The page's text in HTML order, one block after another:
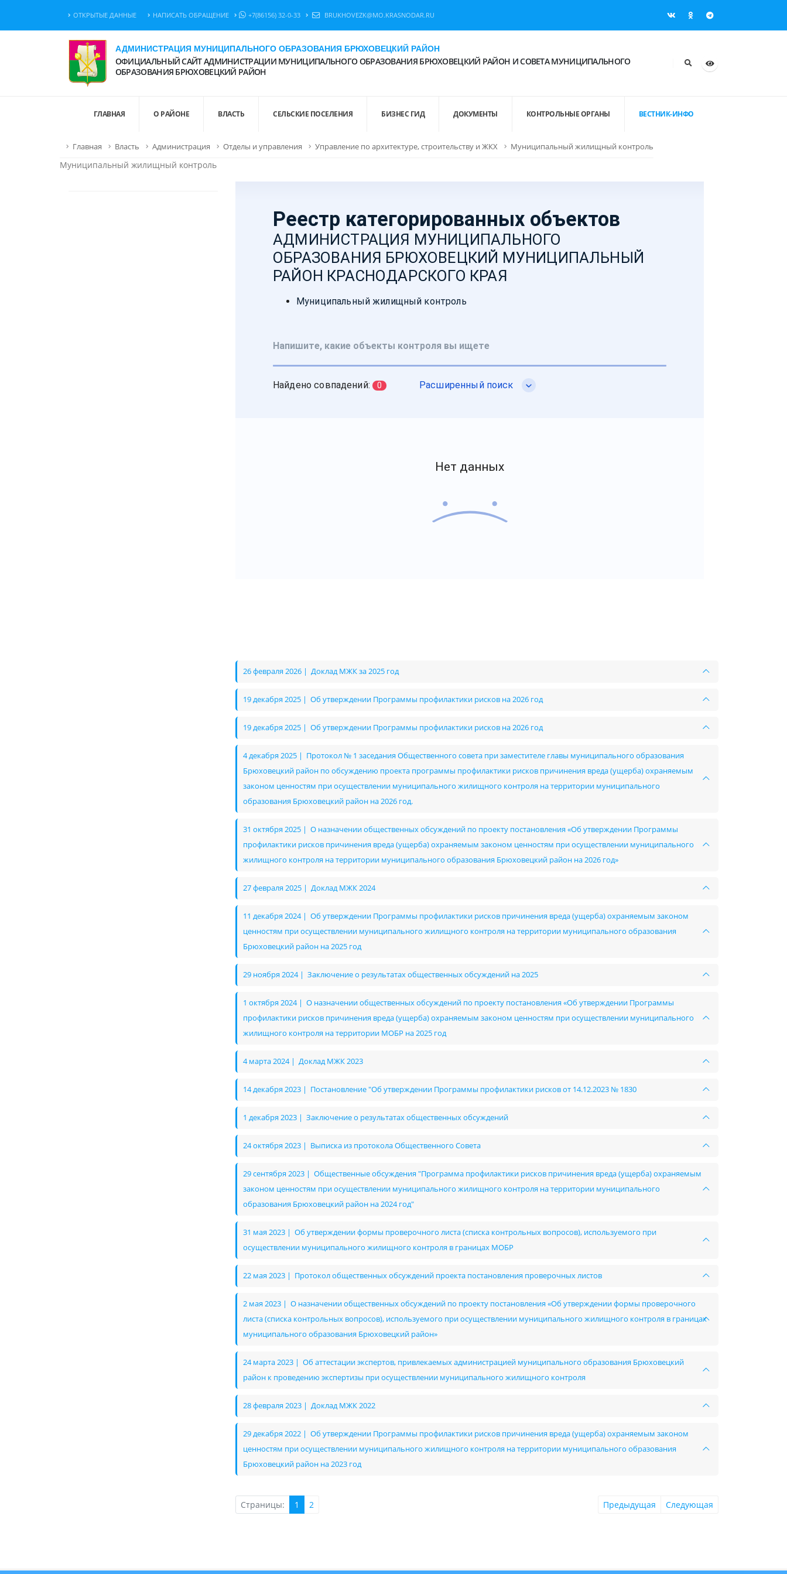
ОТКРЫТЫЕ ДАННЫЕ НАПИСАТЬ ОБРАЩЕНИЕ +7(86156) 32-0-33 BRUKHOVEZK@MO.KRASNODAR.RU
АДМИНИСТРАЦИЯ МУНИЦИПАЛЬНОГО ОБРАЗОВАНИЯ БРЮХОВЕЦКИЙ РАЙОН
ОФИЦИАЛЬНЫЙ САЙТ АДМИНИСТРАЦИИ МУНИЦИПАЛЬНОГО ОБРАЗОВАНИЯ БРЮХОВЕЦКИЙ РАЙОН И СОВЕТА МУНИЦИПАЛЬНОГО
ОБРАЗОВАНИЯ БРЮХОВЕЦКИЙ РАЙОН
ГЛАВНАЯ О РАЙОНЕ ВЛАСТЬ СЕЛЬСКИЕ ПОСЕЛЕНИЯ БИЗНЕС ГИД ДОКУМЕНТЫ КОНТРОЛЬНЫЕ ОРГАНЫ ВЕСТНИК-ИНФО
Главная Власть Администрация Отделы и управления Управление по архитектуре, строительству и ЖКХ Муниципальный жилищный контроль
Муниципальный жилищный контроль
26 февраля 2026 | Доклад МЖК за 2025 год
19 декабря 2025 | Об утверждении Программы профилактики рисков на 2026 год
19 декабря 2025 | Об утверждении Программы профилактики рисков на 2026 год
4 декабря 2025 | Протокол № 1 заседания Общественного совета при заместителе главы муниципального образования
Брюховецкий район по обсуждению проекта программы профилактики рисков причинения вреда (ущерба) охраняемым
законом ценностям при осуществлении муниципального жилищного контроля на территории муниципального
образования Брюховецкий район на 2026 год.
31 октября 2025 | О назначении общественных обсуждений по проекту постановления «Об утверждении Программы
профилактики рисков причинения вреда (ущерба) охраняемым законом ценностям при осуществлении муниципального
жилищного контроля на территории муниципального образования Брюховецкий район на 2026 год»
27 февраля 2025 | Доклад МЖК 2024
11 декабря 2024 | Об утверждении Программы профилактики рисков причинения вреда (ущерба) охраняемым законом
ценностям при осуществлении муниципального жилищного контроля на территории муниципального образования
Брюховецкий район на 2025 год
29 ноября 2024 | Заключение о результатах общественных обсуждений на 2025
1 октября 2024 | О назначении общественных обсуждений по проекту постановления «Об утверждении Программы
профилактики рисков причинения вреда (ущерба) охраняемым законом ценностям при осуществлении муниципального
жилищного контроля на территории МОБР на 2025 год
4 марта 2024 | Доклад МЖК 2023
14 декабря 2023 | Постановление "Об утверждении Программы профилактики рисков от 14.12.2023 № 1830
1 декабря 2023 | Заключение о результатах общественных обсуждений
24 октября 2023 | Выписка из протокола Общественного Совета
29 сентября 2023 | Общественные обсуждения "Программа профилактики рисков причинения вреда (ущерба) охраняемым
законом ценностям при осуществлении муниципального жилищного контроля на территории муниципального
образования Брюховецкий район на 2024 год"
31 мая 2023 | Об утверждении формы проверочного листа (списка контрольных вопросов), используемого при
осуществлении муниципального жилищного контроля в границах МОБР
22 мая 2023 | Протокол общественных обсуждений проекта постановления проверочных листов
2 мая 2023 | О назначении общественных обсуждений по проекту постановления «Об утверждении формы проверочного
листа (списка контрольных вопросов), используемого при осуществлении муниципального жилищного контроля в границах
муниципального образования Брюховецкий район»
24 марта 2023 | Об аттестации экспертов, привлекаемых администрацией муниципального образования Брюховецкий
район к проведению экспертизы при осуществлении муниципального жилищного контроля
28 февраля 2023 | Доклад МЖК 2022
29 декабря 2022 | Об утверждении Программы профилактики рисков причинения вреда (ущерба) охраняемым законом
ценностям при осуществлении муниципального жилищного контроля на территории муниципального образования
Брюховецкий район на 2023 год
Страницы: 1 2 Предыдущая Следующая